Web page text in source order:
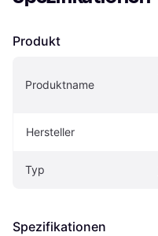
Produkt
Produktname
Hersteller
Typ
Spezifikationen